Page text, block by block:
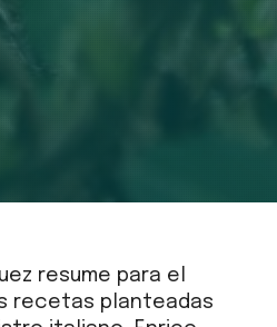
resume para el
recetas planteadas